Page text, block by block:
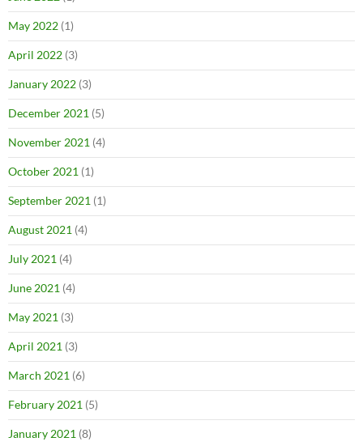
May 2022 (1)
April 2022 (3)
January 2022 (3)
December 2021 (5)
November 2021 (4)
October 2021 (1)
September 2021 (1)
August 2021 (4)
July 2021 (4)
June 2021 (4)
May 2021 (3)
April 2021 (3)
March 2021 (6)
February 2021 (5)
January 2021 (8)